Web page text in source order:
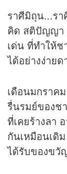
ราศีมิถุน...ร
คิด สติปัญญา
เด่น ที่ทำให้
ได้อย่างง่าย
เดือนมกราค
รื่นรมย์ของช
ที่เคยร้างลา
กันเหมือนเดิ
ได้รับของขวั